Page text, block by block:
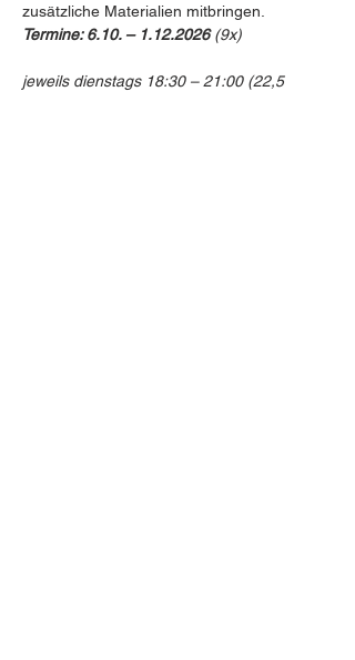
zusätzliche Materialien mitbringen.
Termine: 6.10. – 1.12.2026 (9x)
jeweils dienstags 18:30 – 21:00 (22,5